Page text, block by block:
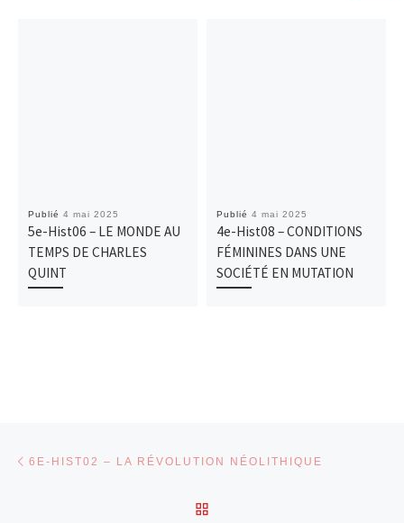
Publié4 mai 2025
5e-Hist06 – LE MONDE AU
TEMPS DE CHARLES
QUINT
Publié4 mai 2025
4e-Hist08 – CONDITIONS
FÉMININES DANS UNE
SOCIÉTÉ EN MUTATION
6E-HIST02 – LA RÉVOLUTION NÉOLITHIQUE